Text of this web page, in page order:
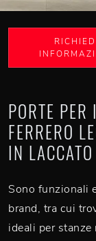
PORTE
FERRERO
IN
Sono funzionali
brand, tra cui
ideali per stanze